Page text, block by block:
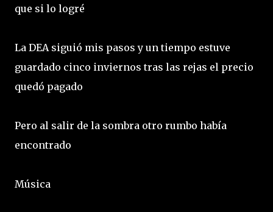
que si lo logré
La DEA siguió mis pasos y un tiempo estuve
guardado cinco inviernos tras las rejas el precio
quedó pagado
Pero al salir de la sombra otro rumbo había
encontrado
Música